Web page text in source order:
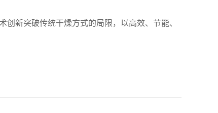
新突破传统干燥方式的局限，以高效、节能、